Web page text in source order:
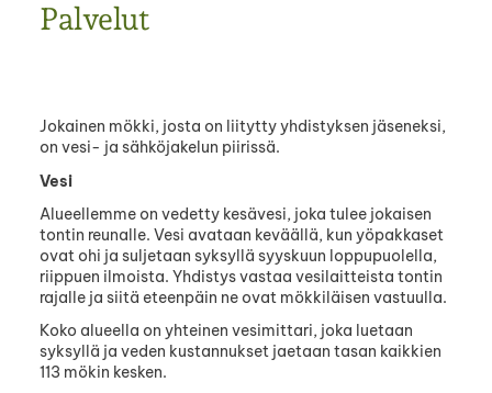
Palvelut
Jokainen mökki, josta on liitytty yhdistyksen jäseneksi,
on vesi- ja sähköjakelun piirissä.
Vesi
Alueellemme on vedetty kesävesi, joka tulee jokaisen
tontin reunalle. Vesi avataan keväällä, kun yöpakkaset
ovat ohi ja suljetaan syksyllä syyskuun loppupuolella,
riippuen ilmoista. Yhdistys vastaa vesilaitteista tontin
rajalle ja siitä eteenpäin ne ovat mökkiläisen vastuulla.
Koko alueella on yhteinen vesimittari, joka luetaan
syksyllä ja veden kustannukset jaetaan tasan kaikkien
113 mökin kesken.